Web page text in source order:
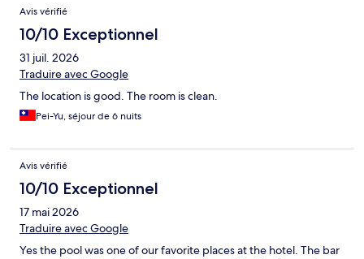
Avis vérifié
10/10 Exceptionnel
31 juil. 2026
Traduire avec Google
The location is good. The room is clean.
Pei-Yu, séjour de 6 nuits
Avis vérifié
10/10 Exceptionnel
17 mai 2026
Traduire avec Google
Yes the pool was one of our favorite places at the hotel. The bar